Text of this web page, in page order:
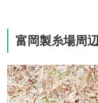
富岡製糸場周